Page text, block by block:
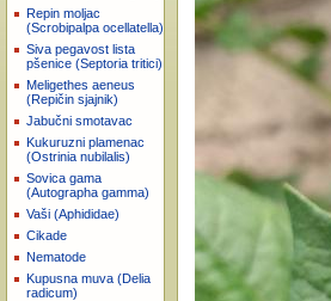
Repin moljac
(Scrobipalpa ocellatella)
Siva pegavost lista
pšenice (Septoria tritici)
Meligethes aeneus
(Repičin sjajnik)
Jabučni smotavac
Kukuruzni plamenac
(Ostrinia nubilalis)
Sovica gama
(Autographa gamma)
Vaši (Aphididae)
Cikade
Nematode
Kupusna muva (Delia
radicum)